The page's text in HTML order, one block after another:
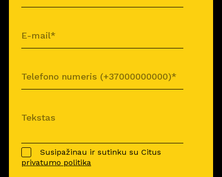
Susipažinau ir sutinku su Citus
privatumo politika